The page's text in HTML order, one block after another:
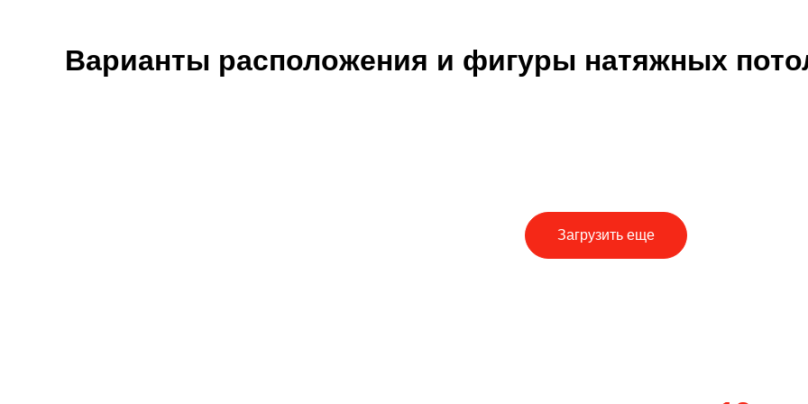
Варианты расположения и фигуры натяжных
Загрузить еще